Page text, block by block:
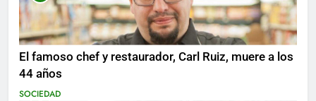
El famoso chef y restaurador, Carl Ruiz, muere a los
44 años
SOCIEDAD